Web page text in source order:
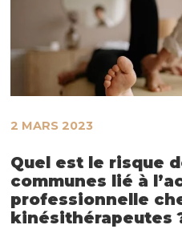
Quel est le risque
communes lié à
professionnelle
kinésithérapeutes
2 MARS 2023